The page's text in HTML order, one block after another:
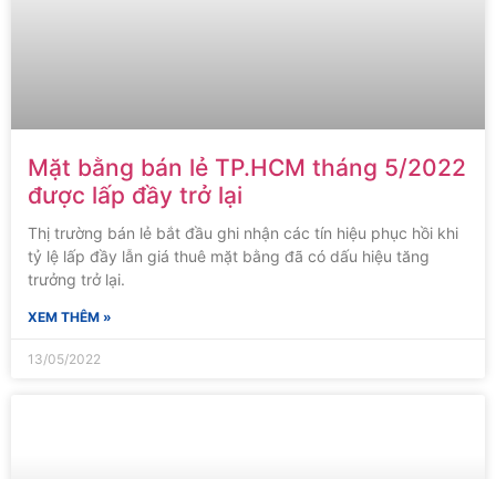
Mặt bằng bán lẻ TP.HCM tháng 5/2022
được lấp đầy trở lại
Thị trường bán lẻ bắt đầu ghi nhận các tín hiệu phục hồi khi
tỷ lệ lấp đầy lẫn giá thuê mặt bằng đã có dấu hiệu tăng
trưởng trở lại.
XEM THÊM »
13/05/2022